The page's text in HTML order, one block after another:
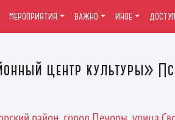
центр культуры»
МЕРОПРИЯТИЯ ВАЖНО ИНОЕ